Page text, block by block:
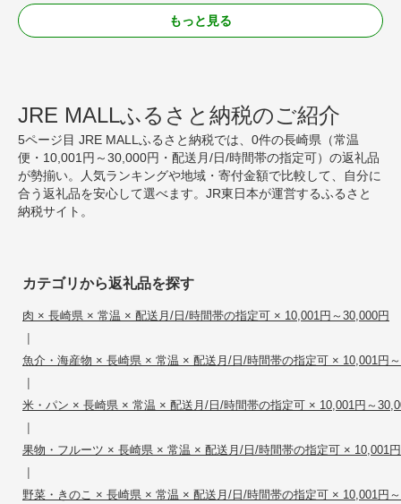
もっと見る
JRE MALLふるさと納税のご紹介
5ページ目 JRE MALLふるさと納税では、0件の長崎県（常温
便・10,001円～30,000円・配送月/日/時間帯の指定可）の返礼品
が勢揃い。人気ランキングや地域・寄付金額で比較して、自分に
合う返礼品を安心して選べます。JR東日本が運営するふるさと
納税サイト。
カテゴリから返礼品を探す
肉 × 長崎県 × 常温 × 配送月/日/時間帯の指定可 × 10,001円～30,000円
|
魚介・海産物 × 長崎県 × 常温 × 配送月/日/時間帯の指定可 × 10,001円
|
米・パン × 長崎県 × 常温 × 配送月/日/時間帯の指定可 × 10,001円～
|
果物・フルーツ × 長崎県 × 常温 × 配送月/日/時間帯の指定可 × 10,001
|
野菜・きのこ × 長崎県 × 常温 × 配送月/日/時間帯の指定可 × 10,001円